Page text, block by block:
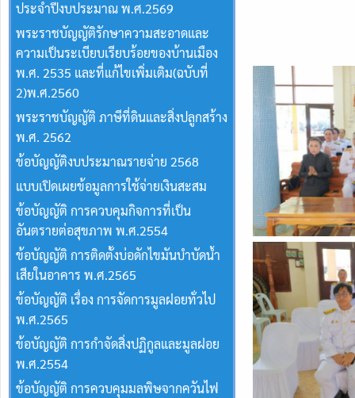
ประจำปีงบประมาณ พ.ศ.2569
พระราชบัญญัติรักษาความสะอาดและ
ความเป็นระเบียบเรียบร้อยของบ้านเมือง
พ.ศ. 2535 และที่แก้ไขเพิ่มเติม(ฉบับที่
2)พ.ศ.2560
พระราชบัญญัติ ภาษีที่ดินและสิ่งปลูกสร้าง
พ.ศ. 2562
ข้อบัญญัติงบประมาณรายจ่าย 2568
แบบเปิดเผยข้อมูลการใช้จ่ายเงินสะสม
ข้อบัญญัติ การควบคุมกิจการที่เป็น
อันตรายต่อสุขภาพ พ.ศ.2554
ข้อบัญญัติ การติดตั้งบ่อดักไขมันบำบัดน้ำ
เสียในอาคาร พ.ศ.2565
ข้อบัญญัติ เรื่อง การจัดการมูลฝอยทั่วไป
พ.ศ.2565
ข้อบัญญัติ การกำจัดสิ่งปฏิกูลและมูลฝอย
พ.ศ.2554
ข้อบัญญัติ การควบคุมมลพิษจากควันไฟ